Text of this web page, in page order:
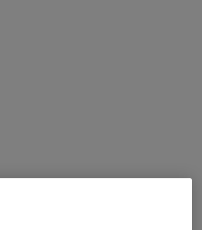
urodzin
i filmowego.